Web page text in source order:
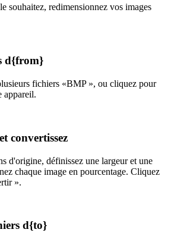
souhaitez, redimensionnez vos images
d{from}
fichiers «BMP », ou cliquez pour
appareil.
convertissez
d'origine, définissez une largeur et une
chaque image en pourcentage. Cliquez
».
d{to}